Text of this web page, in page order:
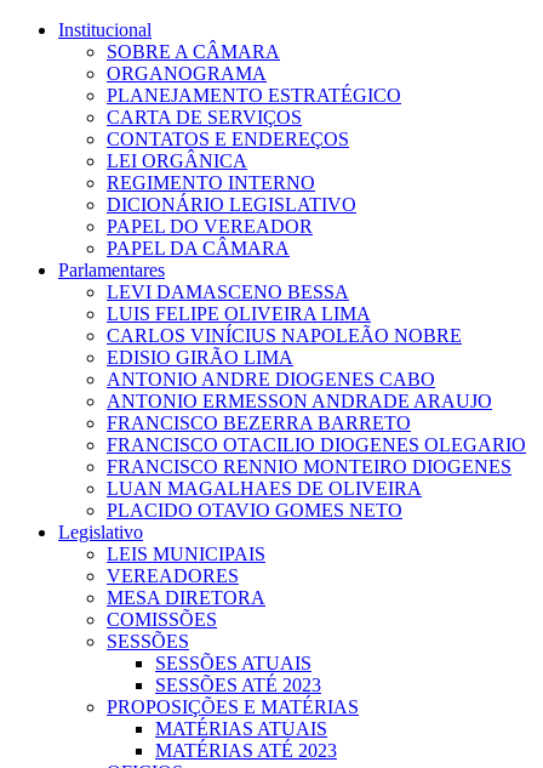
Institucional
SOBRE A CÂMARA
ORGANOGRAMA
PLANEJAMENTO ESTRATÉGICO
CARTA DE SERVIÇOS
CONTATOS E ENDEREÇOS
LEI ORGÂNICA
REGIMENTO INTERNO
DICIONÁRIO LEGISLATIVO
PAPEL DO VEREADOR
PAPEL DA CÂMARA
Parlamentares
LEVI DAMASCENO BESSA
LUIS FELIPE OLIVEIRA LIMA
CARLOS VINÍCIUS NAPOLEÃO NOBRE
EDISIO GIRÃO LIMA
ANTONIO ANDRE DIOGENES CABO
ANTONIO ERMESSON ANDRADE ARAUJO
FRANCISCO BEZERRA BARRETO
FRANCISCO OTACILIO DIOGENES OLEGARIO
FRANCISCO RENNIO MONTEIRO DIOGENES
LUAN MAGALHAES DE OLIVEIRA
PLACIDO OTAVIO GOMES NETO
Legislativo
LEIS MUNICIPAIS
VEREADORES
MESA DIRETORA
COMISSÕES
SESSÕES
SESSÕES ATUAIS
SESSÕES ATÉ 2023
PROPOSIÇÕES E MATÉRIAS
MATÉRIAS ATUAIS
MATÉRIAS ATÉ 2023